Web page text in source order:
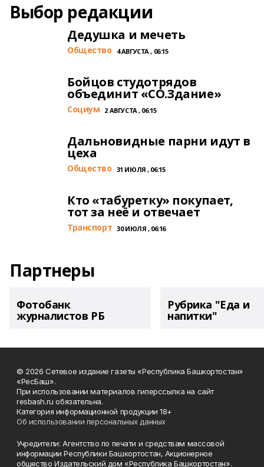
Выбор редакции
Дедушка и мечеть
Общество 4 АВГУСТА , 06:15
Бойцов студотрядов
объединит «СО.Здание»
Cоциум 2 АВГУСТА , 06:15
Дальновидные парни идут в
цеха
Общество 31 ИЮЛЯ , 06:15
Кто «табуретку» покупает,
тот за неё и отвечает
Транспорт 30 ИЮЛЯ , 06:16
Партнеры
Фотобанк
журналистов РБ
Рубрика "Еда и
напитки"
© 2026 Сетевое издание газеты «Республика Башкортостан»
«РесБаш».
При использовании материалов гиперссылка на сайт
resbash.ru обязательна.
Категория информационной продукции 18+
Об использовании персональных данных
Учредители: Агентство по печати и средствам массовой
информации Республики Башкортостан, Акционерное
общество Издательский дом «Республика Башкортостан».